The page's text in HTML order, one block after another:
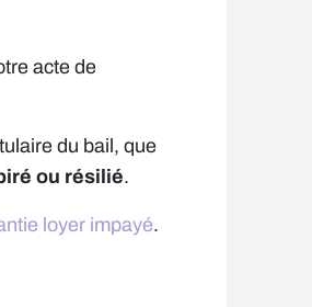
acte de
du bail, que
ou résilié.
loyer impayé.